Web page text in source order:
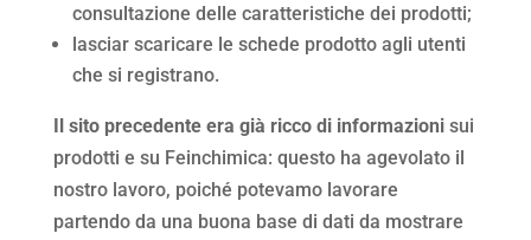
consultazione delle caratteristiche dei prodotti;
lasciar scaricare le schede prodotto agli utenti
che si registrano.
Il sito precedente era già ricco di informazionisui
prodotti e su Feinchimica: questo ha agevolato il
nostro lavoro, poiché potevamo lavorare
partendo da una buona base di dati da mostrare